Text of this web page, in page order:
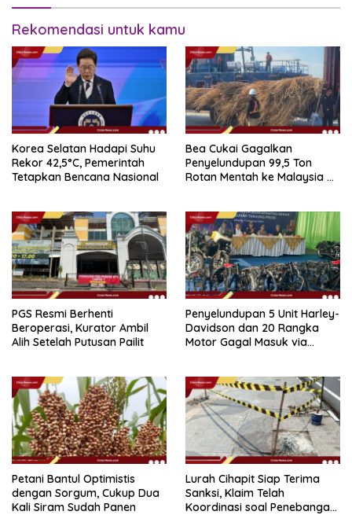
Rekomendasi untuk kamu
Korea Selatan Hadapi Suhu
Rekor 42,5°C, Pemerintah
Tetapkan Bencana Nasional
Bea Cukai Gagalkan
Penyelundupan 99,5 Ton
Rotan Mentah ke Malaysia di
PGS Resmi Berhenti
Beroperasi, Kurator Ambil
Alih Setelah Putusan Pailit
Penyelundupan 5 Unit Harley-
Davidson dan 20 Rangka
Motor Gagal Masuk via
Petani Bantul Optimistis
dengan Sorgum, Cukup Dua
Kali Siram Sudah Panen
Lurah Cihapit Siap Terima
Sanksi, Klaim Telah
Koordinasi soal Penebangan